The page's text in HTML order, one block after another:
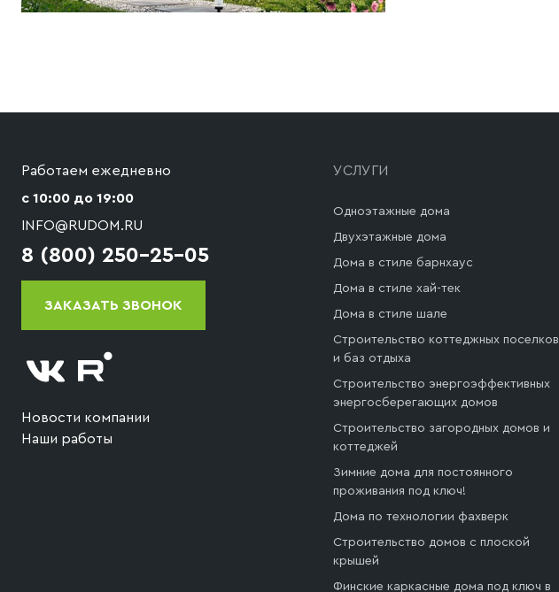
Работаем ежедневно
с 10:00 до 19:00
INFO@RUDOM.RU
8 (800) 250-25-05
ЗАКАЗАТЬ ЗВОНОК
Новости компании
Наши работы
УСЛУГИ
Одноэтажные дома
Двухэтажные дома
Дома в стиле барнхаус
Дома в стиле хай-тек
Дома в стиле шале
Строительство коттеджных поселков
и баз отдыха
Строительство энергоэффективных
энергосберегающих домов
Строительство загородных домов и
коттеджей
Зимние дома для постоянного
проживания под ключ!
Дома по технологии фахверк
Строительство домов с плоской
крышей
Финские каркасные дома под ключ в